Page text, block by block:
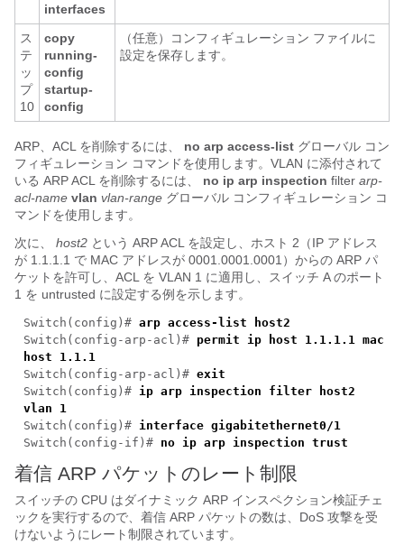
interfaces
ス
テ
ッ
プ
10
copy
running-
config
startup-
config
（任意）コンフィギュレーション ファイルに
設定を保存します。
ARP、ACL を削除するには、 no arp access-list グローバル コン
フィギュレーション コマンドを使用します。VLAN に添付されて
いる ARP ACL を削除するには、
no ip arp inspection filter arp-
acl-name vlan vlan-range グローバル コンフィギュレーション コ
マンドを使用します。
次に、
host2 という ARP ACL を設定し、ホスト 2（IP アドレス
が 1.1.1.1 で MAC アドレスが 0001.0001.0001）からの ARP パ
ケットを許可し、ACL を VLAN 1 に適用し、スイッチ A のポート
1 を untrusted に設定する例を示します。
Switch(config)# arp access-list host2
Switch(config-arp-acl)# permit ip host 1.1.1.1 mac
host 1.1.1
Switch(config-arp-acl)# exit
Switch(config)# ip arp inspection filter host2
vlan 1
Switch(config)# interface gigabitethernet0/1
Switch(config-if)# no ip arp inspection trust
着信 ARP パケットのレート制限
スイッチの CPU はダイナミック ARP インスペクション検証チェ
ックを実行するので、着信 ARP パケットの数は、DoS 攻撃を受
けないようにレート制限されています。